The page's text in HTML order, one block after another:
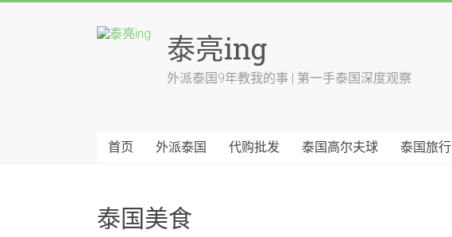
泰亮ing
外派泰国9年教我的事 | 第一手泰国深度观察
首页 外派泰国 代购批发 泰国高尔夫球 泰国旅行
泰国美食